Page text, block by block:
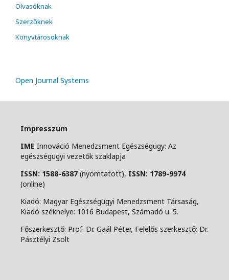
Olvasóknak
Szerzőknek
Könyvtárosoknak
Open Journal Systems
Impresszum
IME Innováció Menedzsment Egészségügy: Az
egészségügyi vezetők szaklapja
ISSN: 1588-6387 (nyomtatott), ISSN: 1789-9974
(online)
Kiadó: Magyar Egészségügyi Menedzsment Társaság,
Kiadó székhelye: 1016 Budapest, Számadó u. 5.
Főszerkesztő: Prof. Dr. Gaál Péter, Felelős szerkesztő: Dr.
Pásztélyi Zsolt